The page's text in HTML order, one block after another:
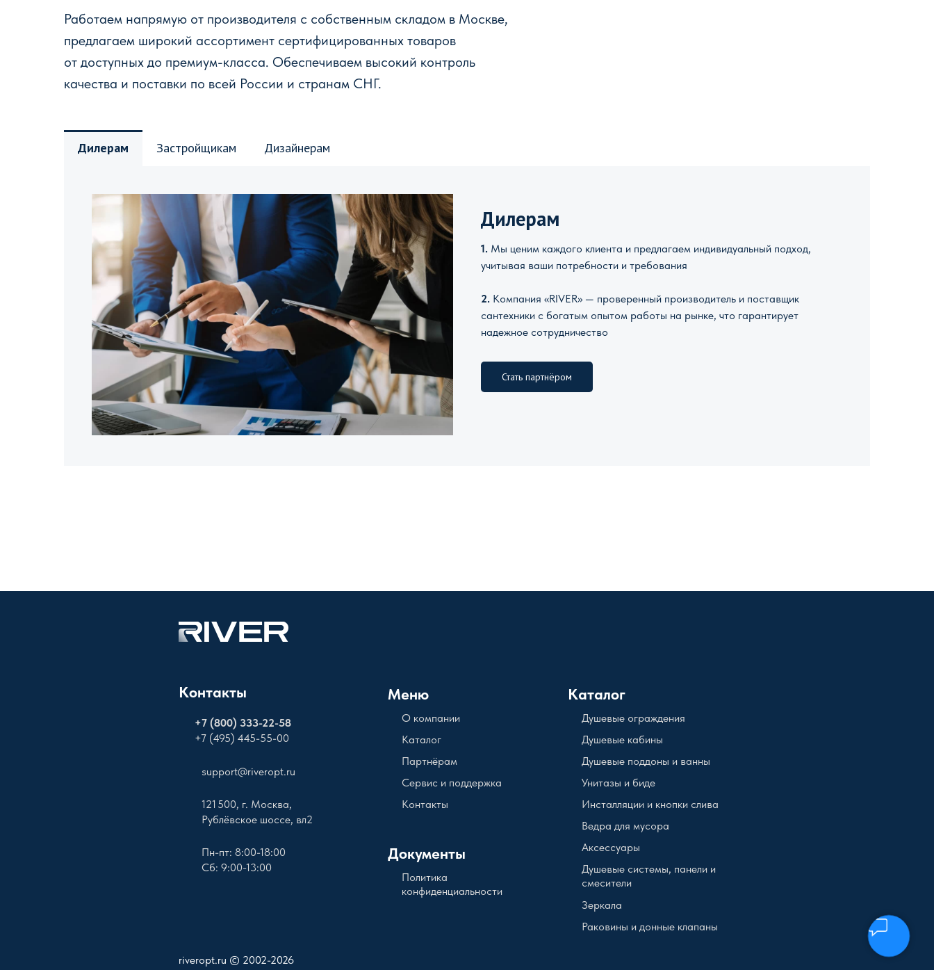
Работаем напрямую от производителя с собственным складом в Москве,
предлагаем широкий ассортимент сертифицированных товаров
от доступных до премиум-класса. Обеспечиваем высокий контроль
качества и поставки по всей России и странам СНГ.
Дилерам Застройщикам Дизайнерам
Дилерам
1. Мы ценим каждого клиента и предлагаем индивидуальный подход,
учитывая ваши потребности и требования
2. Компания «RIVER» — проверенный производитель и поставщик
сантехники с богатым опытом работы на рынке, что гарантирует
надежное сотрудничество
Стать партнёром
Контакты
+7 (800) 333-22-58
+7 (495) 445-55-00
support@riveropt.ru
Меню
121 500, г. Москва,
Рублёвское шоссе, вл2
О компании
Документы
Пн-пт: 8:00-18:00
Сб: 9:00-13:00
Каталог
Политика
конфиденциальности
Партнёрам
Сервис и поддержка
Контакты
Каталог
Душевые кабины
Душевые поддоны и ванны
Унитазы и биде
Инсталляции и кнопки слива
Ведра для мусора
Аксессуары
Душевые системы, панели и
смесители
Зеркала
Раковины и донные клапаны
riveropt.ru © 2002-2026
Душевые ограждения